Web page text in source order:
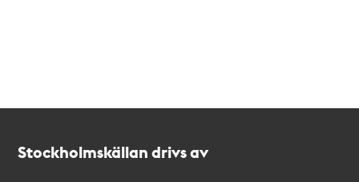
Stockholmskällan drivs av